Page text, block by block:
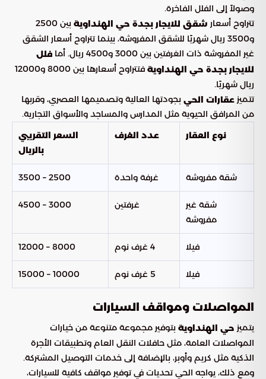
وصولاً إلى الفلل الفاخرة.
تتراوح أسعار شقق للايجار بجدة حي الهنداوية
بين 2500
و3500 ريال شهريًا للشقق المفروشة، بينما تتراوح أسعار الشقق
غير المفروشة ذات الغرفتين بين 3000 و4500 ريال. أما
فلل
للايجار بجدة حي الهنداوية
فتتراوح أسعارها بين 8000 و12000
ريال شهريًا.
تتميز عقارات الحي بجودتها العالية وتصميمها العصري، وقربها
من المرافق الحيوية مثل المدارس والمساجد والأسواق التجارية.
نوع العقار
عدد الغرف
السعر التقريبي
بالريال
شقة مفروشة غرفة واحدة 2500 – 3500
شقة غير
مفروشة
غرفتين 3000 – 4500
فيلا 4 غرف نوم 8000 – 12000
فيلا 5 غرف نوم 10000 – 15000
المواصلات ومواقف السيارات
يتميز حي الهنداوية بتوفير مجموعة متنوعة من خيارات
المواصلات العامة، مثل حافلات النقل العام وتطبيقات الأجرة
الذكية مثل كريم وأوبر، بالإضافة إلى خدمات التوصيل المشتركة.
ومع ذلك، يواجه الحي تحديات في توفير مواقف كافية للسيارات،